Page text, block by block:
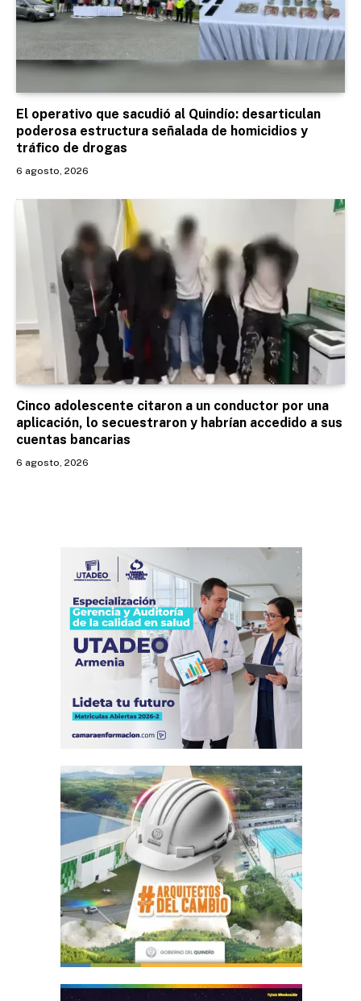
El operativo que sacudió al Quindío: desarticulan
poderosa estructura señalada de homicidios y
tráfico de drogas
6 agosto, 2026
Cinco adolescente citaron a un conductor por una
aplicación, lo secuestraron y habrían accedido a sus
cuentas bancarias
6 agosto, 2026